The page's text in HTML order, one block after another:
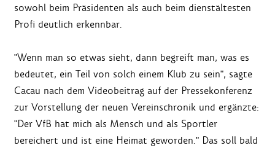
sowohl beim Präsidenten als auch beim dienstältesten
Profi deutlich erkennbar.
"Wenn man so etwas sieht, dann begreift man, was es
bedeutet, ein Teil von solch einem Klub zu sein", sagte
Cacau nach dem Videobeitrag auf der Pressekonferenz
zur Vorstellung der neuen Vereinschronik und ergänzte:
"Der VfB hat mich als Mensch und als Sportler
bereichert und ist eine Heimat geworden." Das soll bald